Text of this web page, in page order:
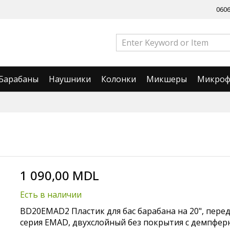
Наушники Колонки Микшеры
1 090,00 MDL
Есть в наличии
BD20EMAD2 Пластик для бас барабана на 20",
серия EMAD, двухслойный без покрытия с